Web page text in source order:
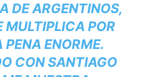
DE ARGENTINOS,
MULTIPLICA POR
PENA ENORME.
CON SANTIAGO